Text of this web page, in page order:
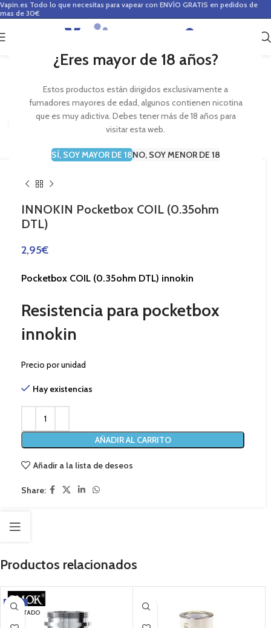
¿Eres mayor de 18 años?
Estos productos están dirigidos exclusivamente a
fumadores mayores de edad, algunos contienen nicotina
que es muy adictiva. Debes tener más de 18 años para
visitar esta web.
SÍ, SOY MAYOR DE 18NO, SOY MENOR DE 18
Vapin.es Todo lo que necesitas para vapear con ENVÍO GRATIS en pedidos de
mas de 30€
0
Haga Click para agrandar
INNOKIN Pocketbox COIL (0.35ohm
DTL)
2,95€
Pocketbox COIL (0.35ohm DTL) innokin
Resistencia para pocketbox
innokin
Precio por unidad
Hay existencias
AÑADIR AL CARRITO
Añadir a la lista de deseos
Share:
Productos relacionados
-22%
AGOTADO